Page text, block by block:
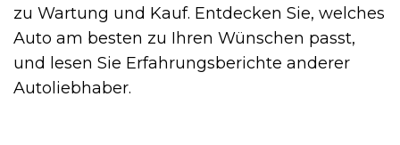
zu Wartung und Kauf. Entdecken Sie, welches
Auto am besten zu Ihren Wünschen passt,
und lesen Sie Erfahrungsberichte anderer
Autoliebhaber.